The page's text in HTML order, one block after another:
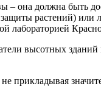
она должна быть
растений)
лабораторией
высотных зданий
прикладывая